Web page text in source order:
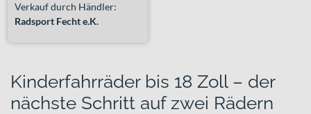
Verkauf durch Händler:
Radsport Fecht e.K.
Kinderfahrräder bis 18 Zoll – der
nächste Schritt auf zwei Rädern